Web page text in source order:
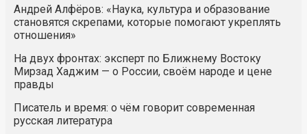
Андрей Алфёров: «Наука, культура и образование
становятся скрепами, которые помогают укреплять
отношения»
На двух фронтах: эксперт по Ближнему Востоку
Мирзад Хаджим — о России, своём народе и цене
правды
Писатель и время: о чём говорит современная
русская литература